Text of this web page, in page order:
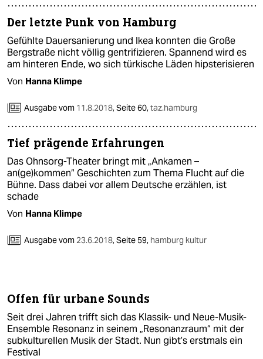
Der letzte Punk von Hamburg
Gefühlte Dauersanierung und Ikea konnten die Große
Bergstraße nicht völlig gentrifizieren. Spannend wird es
am hinteren Ende, wo sich türkische Läden hipsterisieren
Von Hanna Klimpe
Ausgabe vom 11.8.2018,Seite 60,taz.hamburg
Tief prägende Erfahrungen
Das Ohnsorg-Theater bringt mit „Ankamen –
an(ge)kommen“ Geschichten zum Thema Flucht auf die
Bühne. Dass dabei vor allem Deutsche erzählen, ist
schade
Von Hanna Klimpe
Ausgabe vom 23.6.2018,Seite 59, hamburg kultur
Offen für urbane Sounds
Seit drei Jahren trifft sich das Klassik- und Neue-Musik-
Ensemble Resonanz in seinem „Resonanzraum“ mit der
subkulturellen Musik der Stadt. Nun gibt’s erstmals ein
Festival